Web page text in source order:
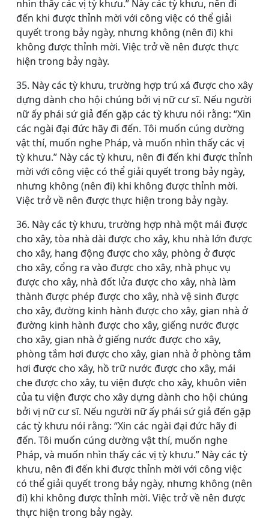
nhìn thấy các vị tỳ khưu.” Này các tỳ khưu, nên đi
đến khi được thỉnh mời với công việc có thể giải
quyết trong bảy ngày, nhưng không (nên đi) khi
không được thỉnh mời. Việc trở về nên được thực
hiện trong bảy ngày.
35. Này các tỳ khưu, trường hợp trú xá được cho xây
dựng dành cho hội chúng bởi vị nữ cư sĩ. Nếu người
nữ ấy phái sứ giả đến gặp các tỳ khưu nói rằng: “Xin
các ngài đại đức hãy đi đến. Tôi muốn cúng dường
vật thí, muốn nghe Pháp, và muốn nhìn thấy các vị
tỳ khưu.” Này các tỳ khưu, nên đi đến khi được thỉnh
mời với công việc có thể giải quyết trong bảy ngày,
nhưng không (nên đi) khi không được thỉnh mời.
Việc trở về nên được thực hiện trong bảy ngày.
36. Này các tỳ khưu, trường hợp nhà một mái được
cho xây, tòa nhà dài được cho xây, khu nhà lớn được
cho xây, hang động được cho xây, phòng ở được
cho xây, cổng ra vào được cho xây, nhà phục vụ
được cho xây, nhà đốt lửa được cho xây, nhà làm
thành được phép được cho xây, nhà vệ sinh được
cho xây, đường kinh hành được cho xây, gian nhà ở
đường kinh hành được cho xây, giếng nước được
cho xây, gian nhà ở giếng nước được cho xây,
phòng tắm hơi được cho xây, gian nhà ở phòng tắm
hơi được cho xây, hồ trữ nước được cho xây, mái
che được cho xây, tu viện được cho xây, khuôn viên
của tu viện được cho xây dựng dành cho hội chúng
bởi vị nữ cư sĩ. Nếu người nữ ấy phái sứ giả đến gặp
các tỳ khưu nói rằng: “Xin các ngài đại đức hãy đi
đến. Tôi muốn cúng dường vật thí, muốn nghe
Pháp, và muốn nhìn thấy các vị tỳ khưu.” Này các tỳ
khưu, nên đi đến khi được thỉnh mời với công việc
có thể giải quyết trong bảy ngày, nhưng không (nên
đi) khi không được thỉnh mời. Việc trở về nên được
thực hiện trong bảy ngày.